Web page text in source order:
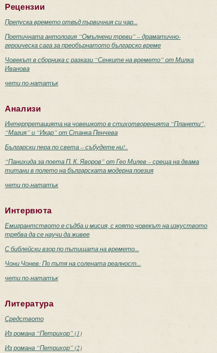
Рецензии
Препуска времето отвъд първичния си чар...
Поетичната антология “Омълнени треви” – драматично-
героическа сага за преобърнатото българско време
Човекът в сборника с разкази “Сенките на времето” от Милка
Иванова
чети по-нататък
Анализи
Интерпретацията на човешкото в стихотворенията “Планети”,
“Магия” и “Икар” от Станка Пенчева
Български пера по света – събудете ни!..
“Панихида за поета П. К. Яворов” от Гео Милев – среща на двама
титани в полето на българската модерна поезия
чети по-нататък
Интервюта
Емигрантството е съдба и мисия, с която човекът на изкуството
трябва да се научи да живее
С библейски взор по пътищата на времето...
Чони Чонев: По пътя на солената реалност...
чети по-нататък
Литература
Средството
Из романа “Петрихор” (1)
Из романа “Петрихор” (2)